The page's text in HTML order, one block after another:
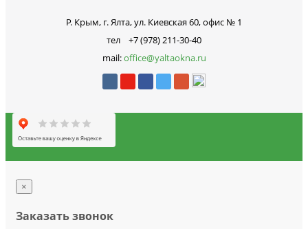
Р. Крым, г. Ялта, ул. Киевская 60, офис № 1
тел +7 (978) 211-30-40
mail:office@yaltaokna.ru
×
Заказать звонок